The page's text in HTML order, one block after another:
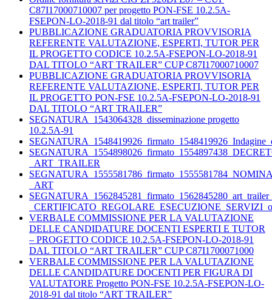
C87I17000710007 per progetto PON-FSE 10.2.5A-
FSEPON-LO-2018-91 dal titolo “art trailer”
PUBBLICAZIONE GRADUATORIA PROVVISORIA
REFERENTE VALUTAZIONE, ESPERTI, TUTOR PER
IL PROGETTO CODICE 10.2.5A-FSEPON-LO-2018-91
DAL TITOLO “ART TRAILER” CUP C87I17000710007
PUBBLICAZIONE GRADUATORIA PROVVISORIA
REFERENTE VALUTAZIONE, ESPERTI, TUTOR PER
IL PROGETTO PON-FSE 10.2.5A-FSEPON-LO-2018-91
DAL TITOLO “ART TRAILER”
SEGNATURA_1543064328_disseminazione progetto
10.2.5A-91
_ART_TRAILER
_ART
VERBALE COMMISSIONE PER LA VALUTAZIONE
DELLE CANDIDATURE DOCENTI ESPERTI E TUTOR
– PROGETTO CODICE 10.2.5A-FSEPON-LO-2018-91
DAL TITOLO “ART TRAILER” CUP C87I1700071000
VERBALE COMMISSIONE PER LA VALUTAZIONE
DELLE CANDIDATURE DOCENTI PER FIGURA DI
VALUTATORE Progetto PON-FSE 10.2.5A-FSEPON-LO-
2018-91 dal titolo “ART TRAILER”